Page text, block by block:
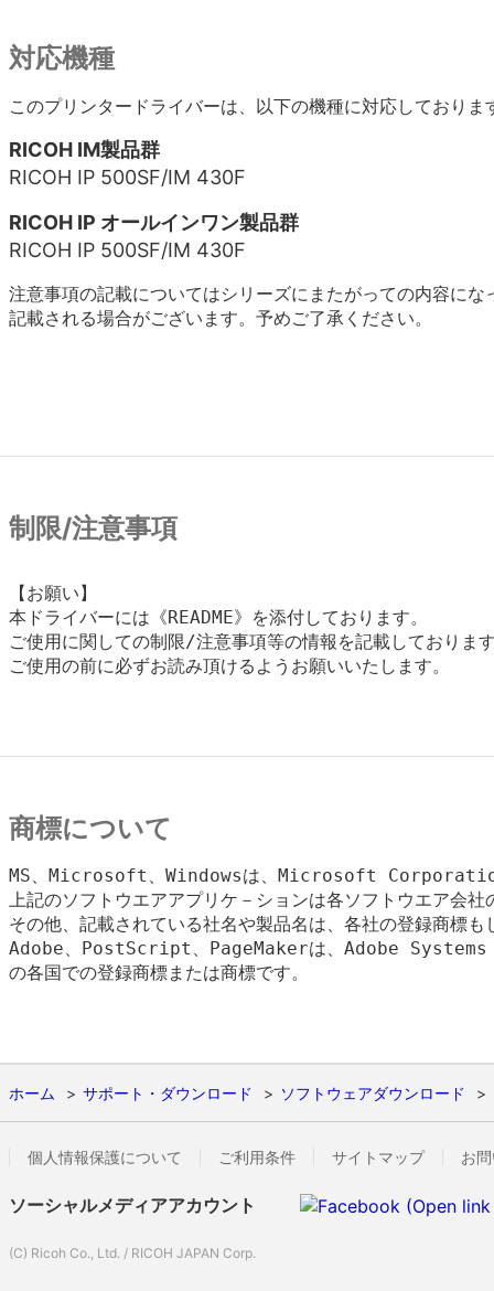
対応機種
このプリンタードライバーは、以下の機種に対応しておりま
RICOH IM製品群
RICOH IP 500SF/IM 430F
RICOH IP オールインワン製品群
RICOH IP 500SF/IM 430F
注意事項の記載についてはシリーズにまたがっての内容に
記載される場合がございます。予めご了承ください。
制限/注意事項
【お願い】
本ドライバーには《README》を添付しております。
ご使用に関しての制限/注意事項等の情報を記載しておりま
ご使用の前に必ずお読み頂けるようお願いいたします。
商標について
MS、Microsoft、Windowsは、Microsoft Corporation
上記のソフトウエアアプリケ－ションは各ソフトウエア会社
その他、記載されている社名や製品名は、各社の登録商標も
Adobe、PostScript、PageMakerは、Adobe
の各国での登録商標または商標です。
ホーム サポート・ダウンロード ソフトウェアダウンロード
個人情報保護について ご利用条件 サイトマップ お
ソーシャルメディアアカウント
(C) Ricoh Co., Ltd. / RICOH JAPAN Corp.